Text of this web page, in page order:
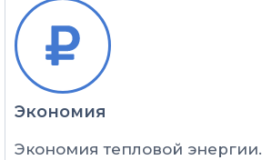
Экономия​
Экономия тепловой энергии.